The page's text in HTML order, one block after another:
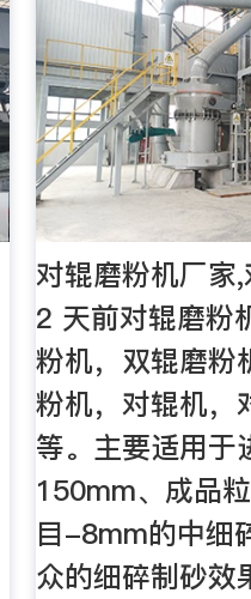
对辊磨粉机厂家
2 天前对辊磨粉
粉机，双辊磨粉
粉机，对辊机，
等。主要适用于
150mm、成品
目-8mm的中细
众的细碎制砂效